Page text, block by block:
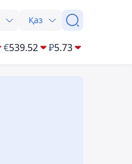
Қаз
€539.52 ₽5.73